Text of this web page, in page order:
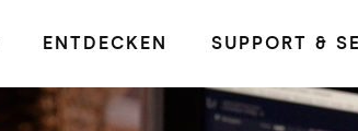
ENTDECKEN SUPPORT &